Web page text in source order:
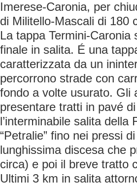
Imerese-Caronia, per
di Militello-Mascali di 180
La tappa Termini-Caronia
finale in salita. É una
caratterizzata da un
percorrono strade con
fondo a volte usurato. Gli
presentare tratti in pavé
l’interminabile salita
“Petralie” fino nei pressi
lunghissima discesa che
circa) e poi il breve tratto
Ultimi 3 km in salita